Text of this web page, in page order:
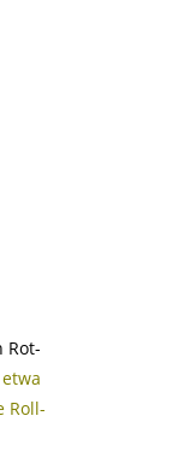
Rot-
Roll-